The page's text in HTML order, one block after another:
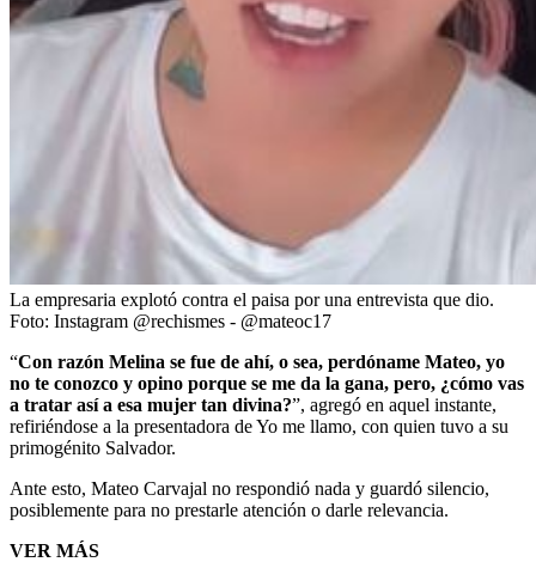
La empresaria explotó contra el paisa por una entrevista que dio.
Foto: Instagram @rechismes - @mateoc17
“Con razón Melina se fue de ahí, o sea, perdóname Mateo, yo
no te conozco y opino porque se me da la gana, pero, ¿cómo vas
a tratar así a esa mujer tan divina?”, agregó en aquel instante,
refiriéndose a la presentadora de Yo me llamo, con quien tuvo a su
primogénito Salvador.
Ante esto, Mateo Carvajal no respondió nada y guardó silencio,
posiblemente para no prestarle atención o darle relevancia.
VER MÁS